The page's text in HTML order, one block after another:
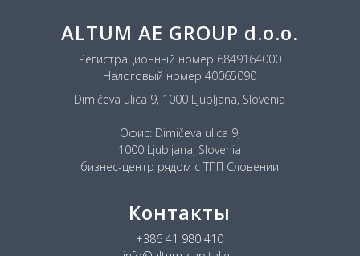
ALTUM AE GROUP d.o.o.
Регистрационный номер 6849164000
Налоговый номер 40065090
Dimičeva ulica 9, 1000 Ljubljana, Slovenia
Офис: Dimičeva ulica 9,
1000 Ljubljana, Slovenia
бизнес-центр рядом с ТПП Словении
Контакты
+386 41 980 410